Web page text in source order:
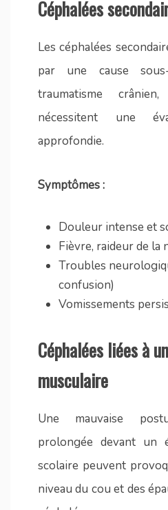
Céphalées
Les céphalées
par une cause sous-
traumatisme
nécessitent une
approfondie.
Symptômes :
Douleur intense et
Fièvre, raideur de la
Troubles
confusion)
Vomissements
Céphalées liées à
musculaire
Une mauvaise
prolongée devant un
scolaire peuvent
niveau du cou et des